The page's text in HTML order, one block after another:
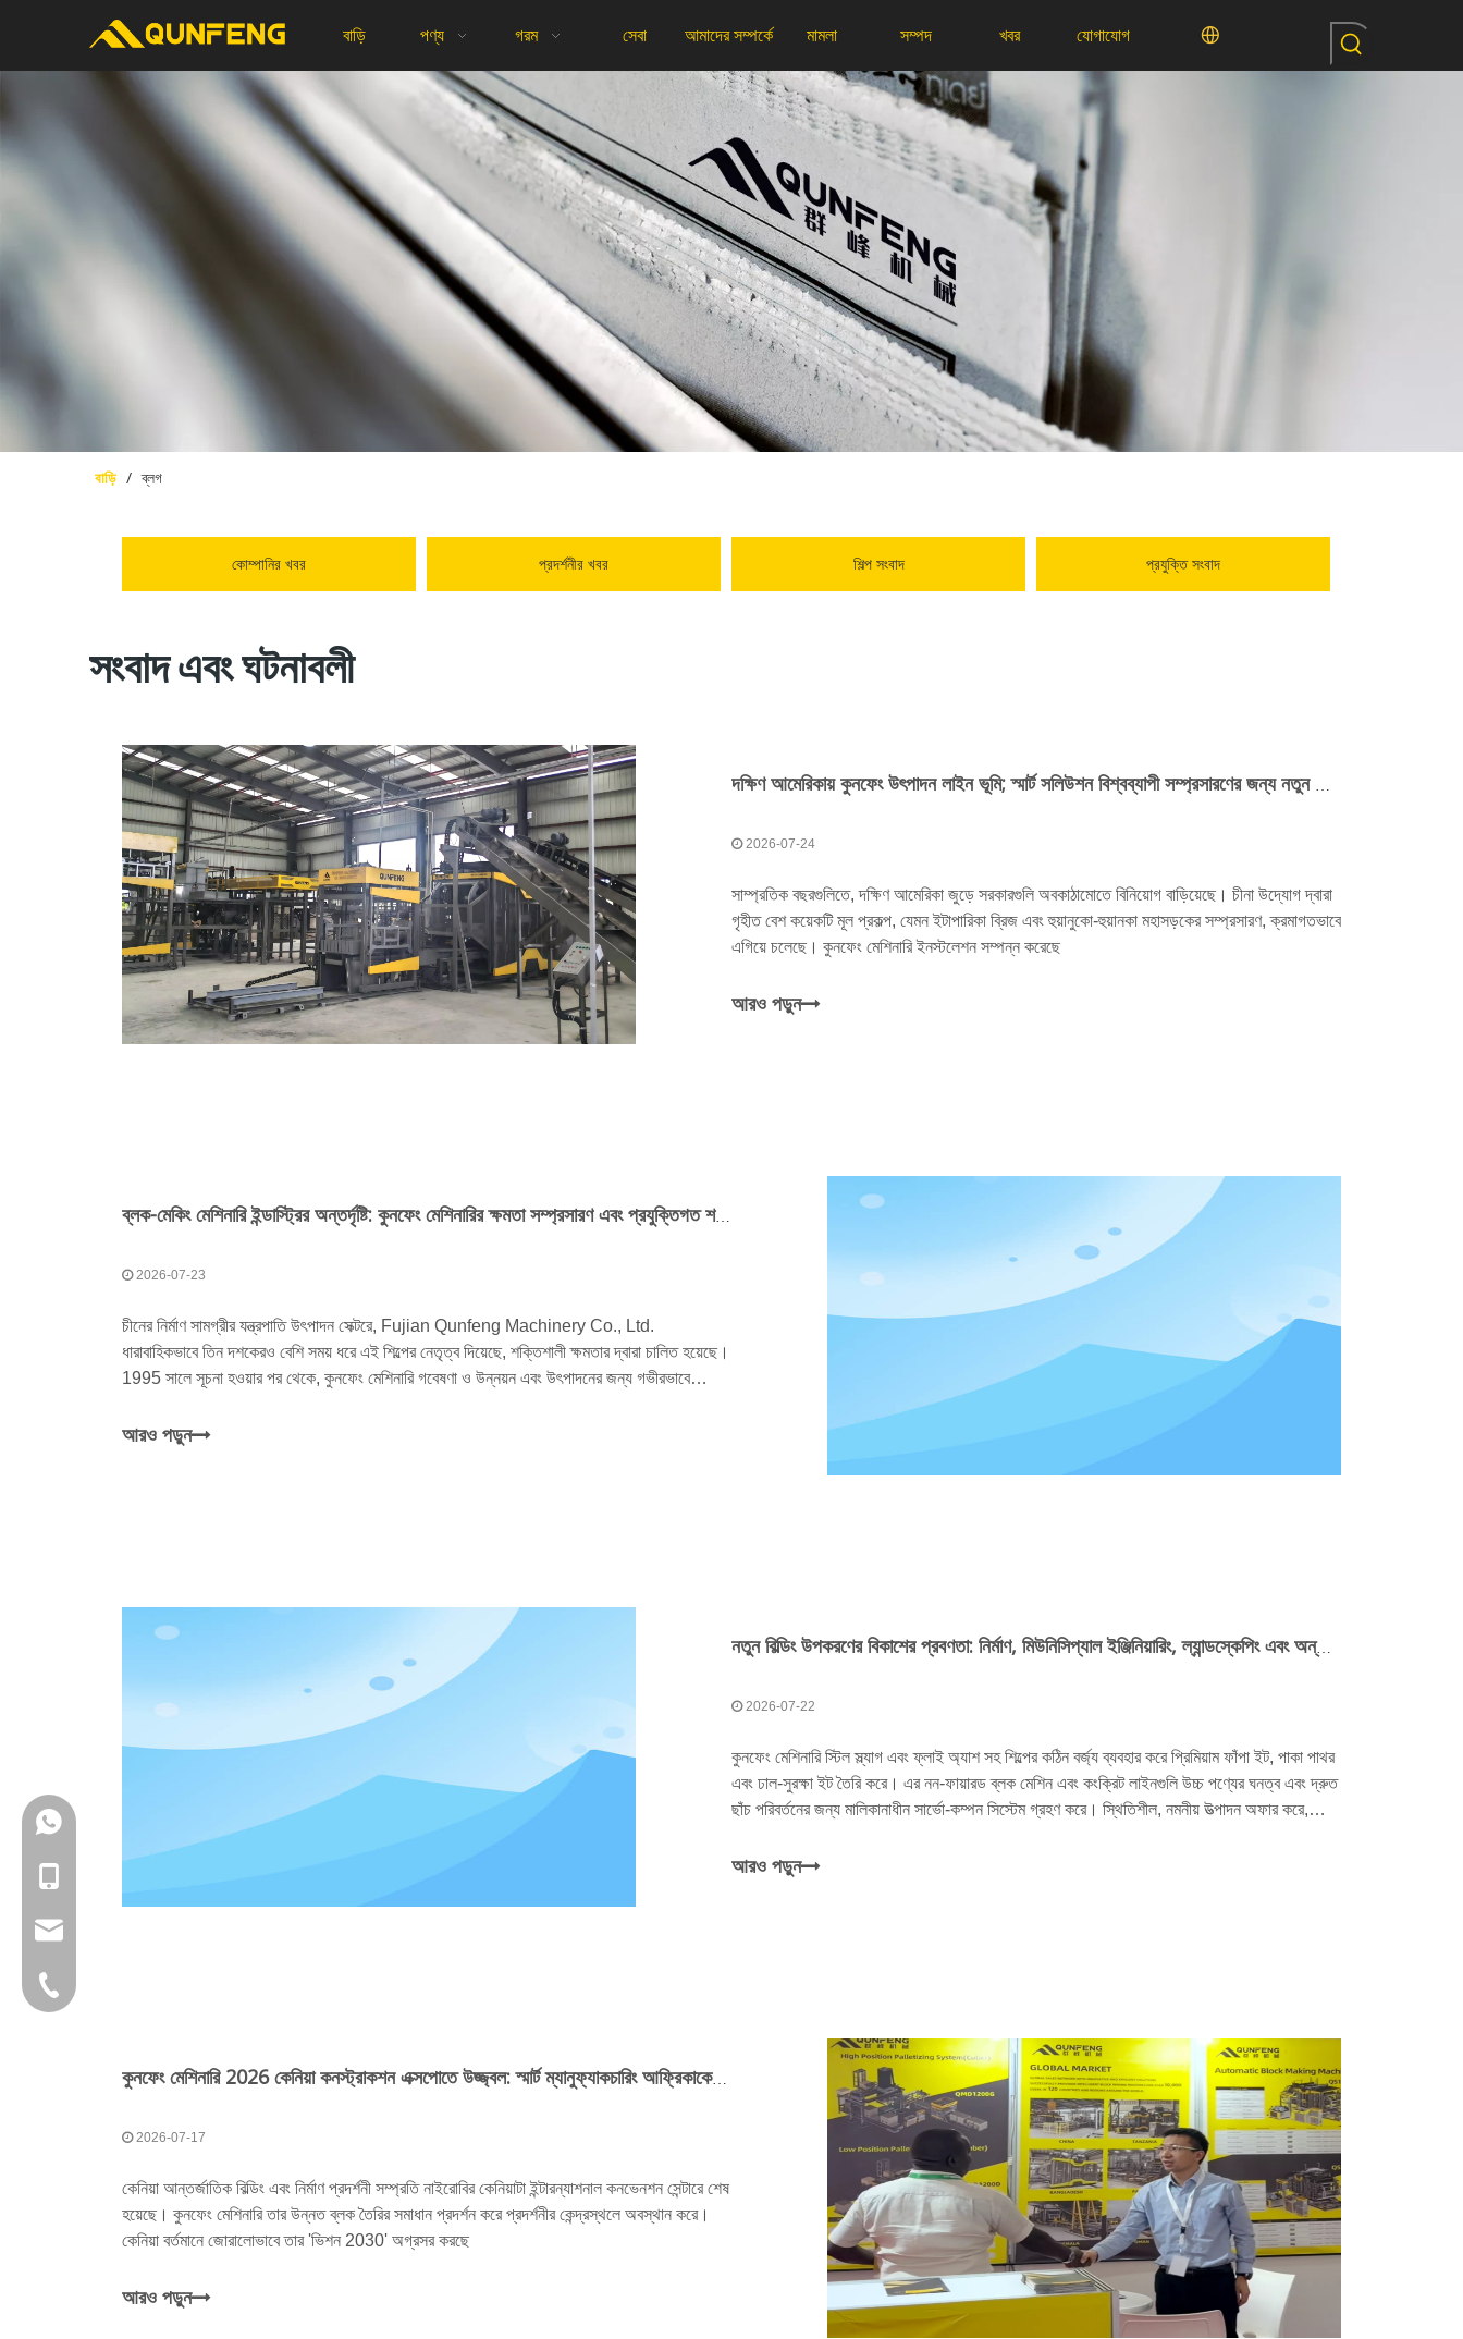
বাড়ি পণ্য গরম সেবা আমাদের সম্পর্কে মামলা সম্পদ খবর যোগাযোগ
বাড়ি / ব্লগ
কোম্পানির খবর প্রদর্শনীর খবর শিল্প সংবাদ প্রযুক্তি সংবাদ
সংবাদ এবং ঘটনাবলী
দক্ষিণ আমেরিকায় কুনফেং উৎপাদন লাইন ভূমি; স্মার্ট সলিউশন বিশ্বব্যাপী সম্প্রসারণের জন্য নতুন বেঞ্চমার্ক সেট করে
2026-07-24
সাম্প্রতিক বছরগুলিতে, দক্ষিণ আমেরিকা জুড়ে সরকারগুলি অবকাঠামোতে বিনিয়োগ বাড়িয়েছে। চীনা উদ্যোগ দ্বারা
গৃহীত বেশ কয়েকটি মূল প্রকল্প, যেমন ইটাপারিকা ব্রিজ এবং হুয়ানুকো-হুয়ানকা মহাসড়কের সম্প্রসারণ, ক্রমাগতভাবে
এগিয়ে চলেছে। কুনফেং মেশিনারি ইনস্টলেশন সম্পন্ন করেছে
আরও পড়ুন
ব্লক-মেকিং মেশিনারি ইন্ডাস্ট্রির অন্তর্দৃষ্টি: কুনফেং মেশিনারির ক্ষমতা সম্প্রসারণ এবং প্রযুক্তিগত শক্তির উপর ভিত্তি করে শিল্প নেতাদের প্রতিযোগিতামূলক সুবিধাগুলি বিশ্লেষণ করা
2026-07-23
চীনের নির্মাণ সামগ্রীর যন্ত্রপাতি উৎপাদন সেক্টরে, Fujian Qunfeng Machinery Co., Ltd.
ধারাবাহিকভাবে তিন দশকেরও বেশি সময় ধরে এই শিল্পের নেতৃত্ব দিয়েছে, শক্তিশালী ক্ষমতার দ্বারা চালিত হয়েছে।
1995 সালে সূচনা হওয়ার পর থেকে, কুনফেং মেশিনারি গবেষণা ও উন্নয়ন এবং উৎপাদনের জন্য গভীরভাবে
আরও পড়ুন
নতুন বিল্ডিং উপকরণের বিকাশের প্রবণতা: নির্মাণ, মিউনিসিপ্যাল ​​ইঞ্জিনিয়ারিং, ল্যান্ডস্কেপিং এবং অন্যান্য ক্ষেত্রের জন্য কুনফেং সম্পূর্ণ স্বয়ংক্রিয় ব্লক উত্পাদন লাইন
2026-07-22
কুনফেং মেশিনারি স্টিল স্ল্যাগ এবং ফ্লাই অ্যাশ সহ শিল্পের কঠিন বর্জ্য ব্যবহার করে প্রিমিয়াম ফাঁপা ইট, পাকা পাথর
এবং ঢাল-সুরক্ষা ইট তৈরি করে। এর নন-ফায়ারড ব্লক মেশিন এবং কংক্রিট লাইনগুলি উচ্চ পণ্যের ঘনত্ব এবং দ্রুত
ছাঁচ পরিবর্তনের জন্য মালিকানাধীন সার্ভো-কম্পন সিস্টেম গ্রহণ করে। স্থিতিশীল, নমনীয় উত্পাদন অফার করে,
পুনর্ব্যবহার করতে সক্ষম করে।
আরও পড়ুন
কুনফেং মেশিনারি 2026 কেনিয়া কনস্ট্রাকশন এক্সপোতে উজ্জ্বল: স্মার্ট ম্যানুফ্যাকচারিং আফ্রিকাকে মোহিত করে
2026-07-17
কেনিয়া আন্তর্জাতিক বিল্ডিং এবং নির্মাণ প্রদর্শনী সম্প্রতি নাইরোবির কেনিয়াটা ইন্টারন্যাশনাল কনভেনশন সেন্টারে শেষ
হয়েছে। কুনফেং মেশিনারি তার উন্নত ব্লক তৈরির সমাধান প্রদর্শন করে প্রদর্শনীর কেন্দ্রস্থলে অবস্থান করে।
কেনিয়া বর্তমানে জোরালোভাবে তার 'ভিশন 2030' অগ্রসর করছে
আরও পড়ুন